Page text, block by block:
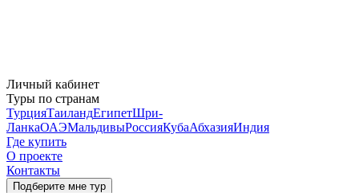
Личный кабинет
Туры по странам
ТурцияТаиландЕгипетШри-
ЛанкаОАЭМальдивыРоссияКубаАбхазияИндия
Где купить
О проекте
Контакты
Подберите мне тур